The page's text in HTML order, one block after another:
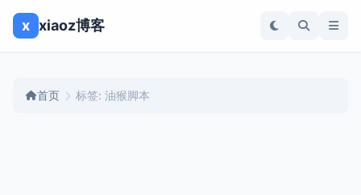
x xiaoz博客
首页 标签: 油猴脚本